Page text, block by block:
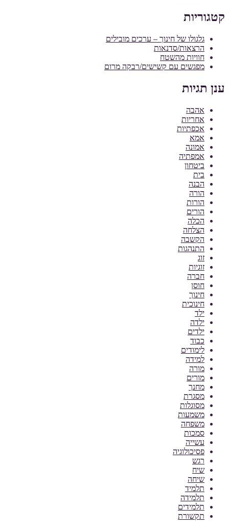
קטגוריות
גלגולו של חינוך – ערכים מובילים
הרצאות/סדנאות
חוויות מהשטח
מפגשים עם קשישים/רבקה מרום
ענן תגיות
אהבה
אחריות
אכפתיות
אמא
אמונה
אמפתיה
ביטחון
בית
הבנה
הורה
הורות
הורים
הכלה
הצלחה
הקשבה
התנהגות
זוג
זוגיות
חברה
חוסן
חינוך
חינוכית
ילד
ילדה
ילדים
כבוד
לימודים
למידה
מורה
מורים
מחנך
מסגרת
מסוגלות
משמעות
משפחה
סמכות
עשייה
פסיכולוגיה
רגש
שיח
שיחה
תלמיד
תלמידה
תלמידים
תקשורת